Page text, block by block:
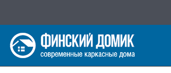
к
содержимому